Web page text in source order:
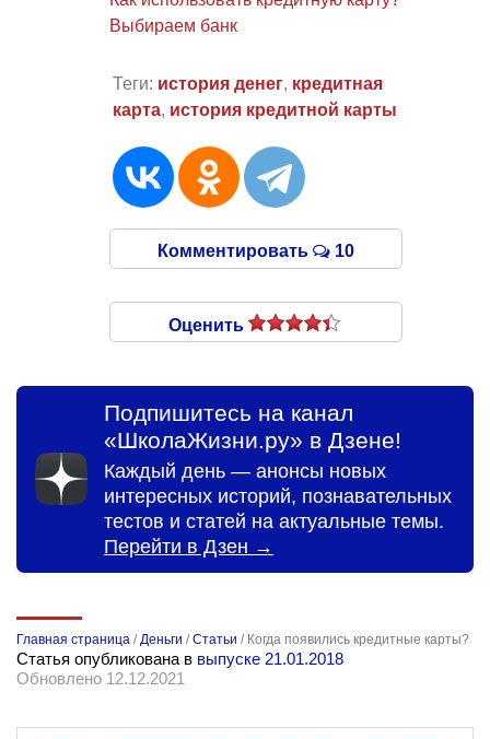
Выбираем банк
Теги: история денег, кредитная
карта, история кредитной карты
Комментировать 10
Оценить
Подпишитесь на канал
«ШколаЖизни.ру» в Дзене!
Каждый день — анонсы новых
интересных историй, познавательных
тестов и статей на актуальные темы.
Перейти в Дзен →
Главная страница /Деньги /Статьи / Когда появились кредитные карты?
Статья опубликована в выпуске 21.01.2018
Обновлено 12.12.2021